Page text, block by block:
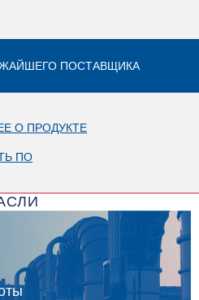
ПОСТАВЩИКА
О ПРОДУКТЕ
ПО